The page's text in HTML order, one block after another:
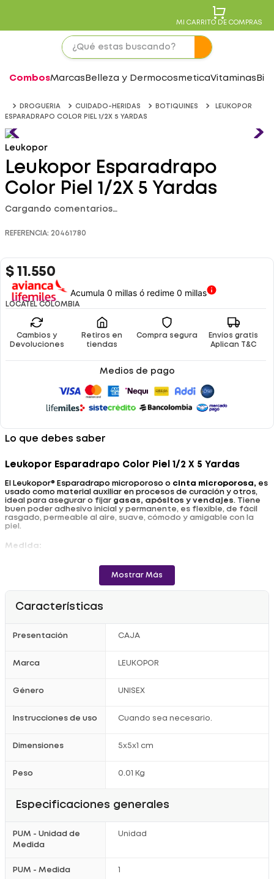
MI CARRITO DE COMPRAS
CombosMarcas Belleza y DermocosmeticaVitaminas
DROGUERIA CUIDADO-HERIDAS BOTIQUINES
LEUKOPOR
ESPARADRAPO COLOR PIEL 1/2X 5 YARDAS
Leukopor
Leukopor Esparadrapo
Color Piel 1/2X 5 Yardas
Cargando comentarios…
REFERENCIA: 20461780
$ 11 .550
Acumula 0 millas ó redime 0 millas
LOCATEL COLOMBIA
Cambios y
Devoluciones
Retiros en
tiendas
Compra segura
Envíos gratis
Aplican T&C
Medios de pago
Lo que debes saber
Leukopor Esparadrapo Color Piel 1/2 X 5 Yardas
El Leukopor® Esparadrapo microporoso o cinta microporosa, es
usado como material auxiliar en procesos de curación y otros,
ideal para asegurar o fijar gasas, apósitos y vendajes. Tiene
buen poder adhesivo inicial y permanente, es flexible, de fácil
rasgado, permeable al aire, suave, cómodo y amigable con la
piel.
Medida:
- TARJETA 1/2 Pulgada X 5 Yardas.
- Hipoalergénico.
- Suave y amigable con la piel.
Registro Sanitario: 2015DM-0013663.
Mostrar Más
Características
Presentación CAJA
Marca LEUKOPOR
Género UNISEX
Instrucciones de uso Cuando sea necesario.
Dimensiones 5x5x1 cm
Peso 0.01 Kg
Especificaciones generales
PUM - Unidad de
Medida
Unidad
PUM - Medida